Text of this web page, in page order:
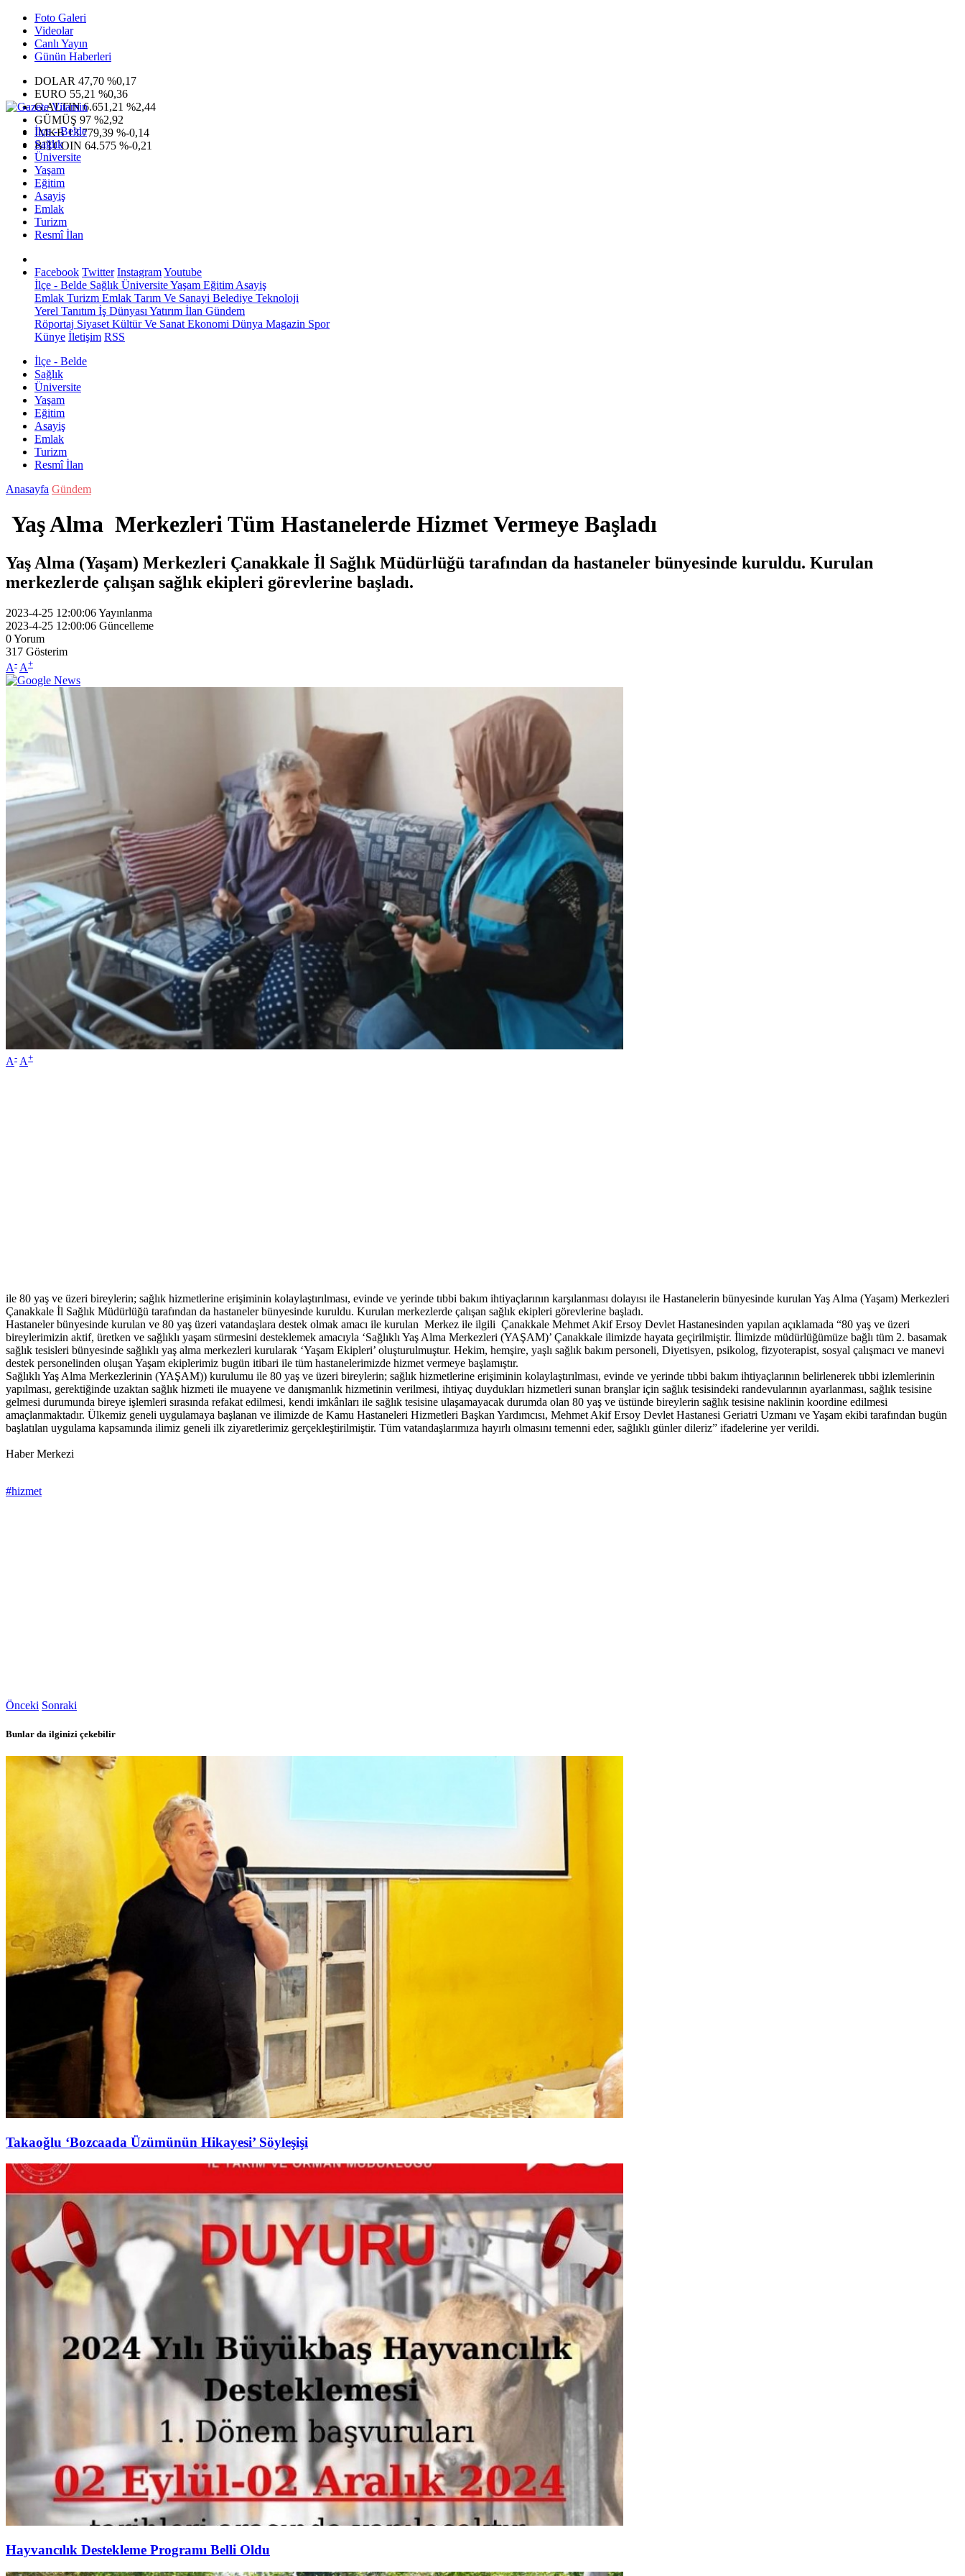
Foto Galeri
Videolar
Canlı Yayın
Günün Haberleri
DOLAR 47,70 %0,17
EURO 55,21 %0,36
G.ALTIN6.651,21 %2,44
GÜMÜŞ 97 %2,92
IMKB13.779,39 %-0,14
BITCOIN 64.575 %-0,21
İlçe - Belde
Sağlık
Üniversite
Yaşam
Eğitim
Asayiş
Emlak
Turizm
Resmî İlan
Facebook Twitter InstagramYoutube
İlçe - Belde Sağlık ÜniversiteYaşam Eğitim Asayiş
Emlak Turizm Emlak Tarım Ve Sanayi Belediye Teknoloji
Yerel Tanıtım İş Dünyası Yatırım İlan Gündem
Röportaj Siyaset Kültür Ve Sanat Ekonomi Dünya Magazin Spor
Künye İletişim RSS
İlçe - Belde
Sağlık
Üniversite
Yaşam
Eğitim
Asayiş
Emlak
Turizm
Resmî İlan
Anasayfa Gündem
Yaş Alma Merkezleri Tüm Hastanelerde Hizmet Vermeye Başladı
Yaş Alma (Yaşam) Merkezleri Çanakkale İl Sağlık Müdürlüğü tarafından da hastaneler bünyesinde kuruldu. Kurulan
merkezlerde çalışan sağlık ekipleri görevlerine başladı.
2023-4-25 12:00:06Yayınlanma
2023-4-25 12:00:06 Güncelleme
0Yorum
317 Gösterim
A- A+
A- A+
ile 80 yaş ve üzeri bireylerin; sağlık hizmetlerine erişiminin kolaylaştırılması, evinde ve yerinde tıbbi bakım ihtiyaçlarının karşılanması dolayısı ile Hastanelerin bünyesinde kurulan Yaş Alma (Yaşam) Merkezleri
Çanakkale İl Sağlık Müdürlüğü tarafından da hastaneler bünyesinde kuruldu. Kurulan merkezlerde çalışan sağlık ekipleri görevlerine başladı.
Hastaneler bünyesinde kurulan ve 80 yaş üzeri vatandaşlara destek olmak amacı ile kurulan Merkez ile ilgili Çanakkale Mehmet Akif Ersoy Devlet Hastanesinden yapılan açıklamada “80 yaş ve üzeri
bireylerimizin aktif, üretken ve sağlıklı yaşam sürmesini desteklemek amacıyla ‘Sağlıklı Yaş Alma Merkezleri (YAŞAM)’ Çanakkale ilimizde hayata geçirilmiştir. İlimizde müdürlüğümüze bağlı tüm 2. basamak
sağlık tesisleri bünyesinde sağlıklı yaş alma merkezleri kurularak ‘Yaşam Ekipleri’ oluşturulmuştur. Hekim, hemşire, yaşlı sağlık bakım personeli, Diyetisyen, psikolog, fizyoterapist, sosyal çalışmacı ve manevi
destek personelinden oluşan Yaşam ekiplerimiz bugün itibari ile tüm hastanelerimizde hizmet vermeye başlamıştır.
Sağlıklı Yaş Alma Merkezlerinin (YAŞAM)) kurulumu ile 80 yaş ve üzeri bireylerin; sağlık hizmetlerine erişiminin kolaylaştırılması, evinde ve yerinde tıbbi bakım ihtiyaçlarının belirlenerek tıbbi izlemlerinin
yapılması, gerektiğinde uzaktan sağlık hizmeti ile muayene ve danışmanlık hizmetinin verilmesi, ihtiyaç duydukları hizmetleri sunan branşlar için sağlık tesisindeki randevularının ayarlanması, sağlık tesisine
gelmesi durumunda bireye işlemleri sırasında refakat edilmesi, kendi imkânları ile sağlık tesisine ulaşamayacak durumda olan 80 yaş ve üstünde bireylerin sağlık tesisine naklinin koordine edilmesi
amaçlanmaktadır. Ülkemiz geneli uygulamaya başlanan ve ilimizde de Kamu Hastaneleri Hizmetleri Başkan Yardımcısı, Mehmet Akif Ersoy Devlet Hastanesi Geriatri Uzmanı ve Yaşam ekibi tarafından bugün
başlatılan uygulama kapsamında ilimiz geneli ilk ziyaretlerimiz gerçekleştirilmiştir. Tüm vatandaşlarımıza hayırlı olmasını temenni eder, sağlıklı günler dileriz” ifadelerine yer verildi.
Haber Merkezi
#hizmet
Önceki Sonraki
Bunlar da ilginizi çekebilir
Takaoğlu ‘Bozcaada Üzümünün Hikayesi’ Söyleşişi
Hayvancılık Destekleme Programı Belli Oldu